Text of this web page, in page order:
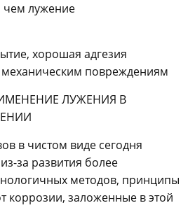
чем лужение
хорошая адгезия
повреждениям
ЛУЖЕНИЯ В
в чистом виде сегодня
за развития более
методов, принципы
коррозии, заложенные в этой